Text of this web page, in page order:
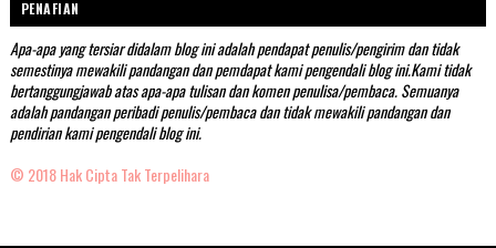
PENAFIAN
Apa-apa yang tersiar didalam blog ini adalah pendapat penulis/pengirim dan tidak
semestinya mewakili pandangan dan pemdapat kami pengendali blog ini.Kami tidak
bertanggungjawab atas apa-apa tulisan dan komen penulisa/pembaca. Semuanya
adalah pandangan peribadi penulis/pembaca dan tidak mewakili pandangan dan
pendirian kami pengendali blog ini.
© 2018 Hak Cipta Tak Terpelihara